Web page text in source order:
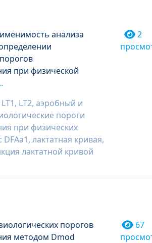
анализа
при физической
LT2, аэробный и
пороги
при физических
DFAa1, лактатная кривая,
лактатной кривой
2
порогов
методом Dmod
67